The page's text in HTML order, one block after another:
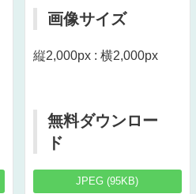
画像サイズ
縦2,000px : 横2,000px
無料ダウンロー
ド
JPEG (95KB)